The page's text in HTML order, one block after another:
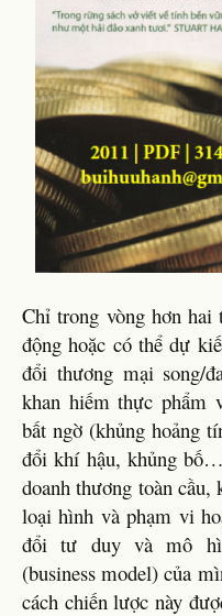
Chỉ trong vòng hơn hai
động hoặc có thể dự
đổi thương mại song/
khan hiếm thực phẩm
bất ngờ (khủng hoảng
đổi khí hậu, khủng
doanh thương toàn
loại hình và phạm vi
đổi tư duy và mô
(business model) của
cách chiến lược này